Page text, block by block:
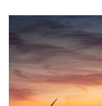
e
e